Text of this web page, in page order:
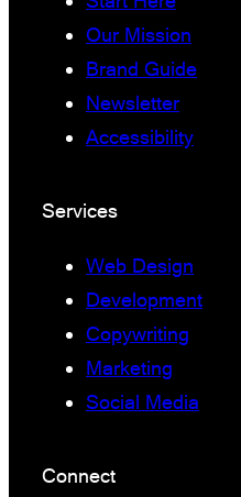
Our Mission
Brand Guide
Newsletter
Accessibility
Services
Web Design
Development
Copywriting
Marketing
Social Media
Connect